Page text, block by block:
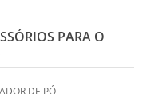
PARA O
DE PÓ